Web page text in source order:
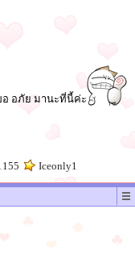
อ อภัย มานะที่นี้ค่ะ
Iceonly1